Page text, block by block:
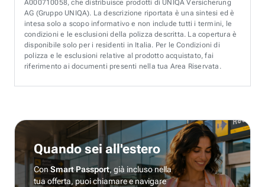
A000710058, che distribuisce prodotti di UNIQA Versicherung
AG (Gruppo UNIQA). La descrizione riportata è una sintesi ed è
intesa solo a scopo informativo e non include tutti i termini, le
condizioni e le esclusioni della polizza descritta. La copertura è
disponibile solo per i residenti in Italia. Per le Condizioni di
polizza e le esclusioni relative al prodotto acquistato, fai
riferimento ai documenti presenti nella tua Area Riservata.
Quando sei all'estero
ConSmart Passport, già incluso nella
tua offerta, puoi chiamare e navigare